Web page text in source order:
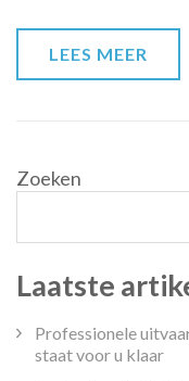
LEES MEER
Zoeken
Laatste
Professionele
staat voor u klaar